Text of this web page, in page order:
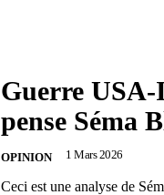
Guerre USA-
pense Séma
OPINION 1 Mars 2026
Ceci est une analyse de